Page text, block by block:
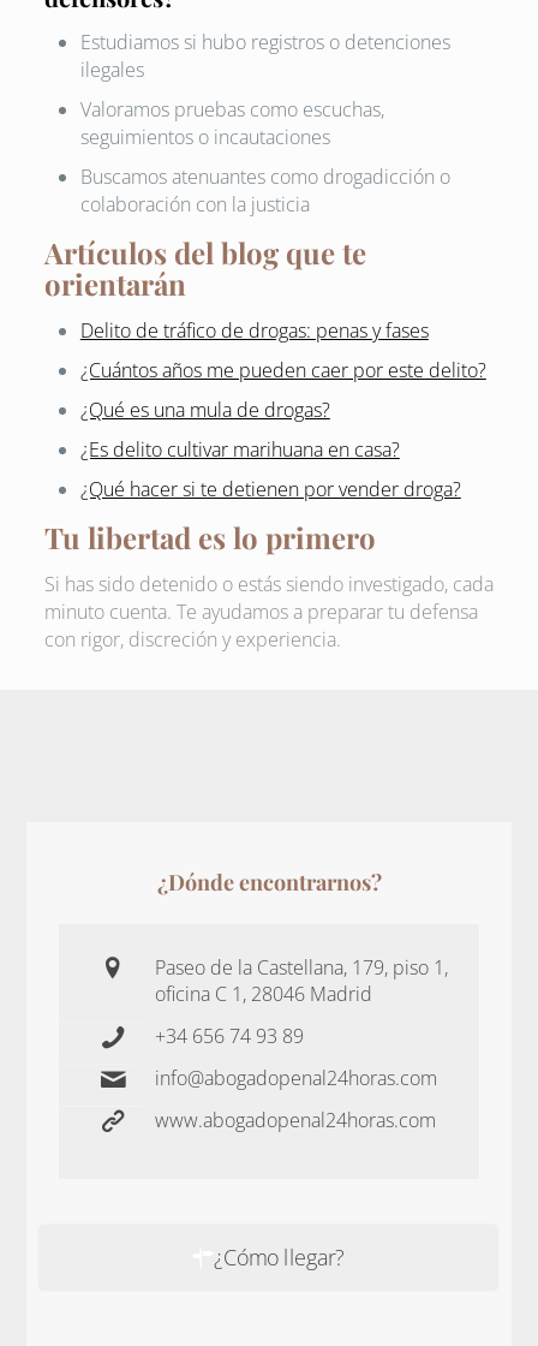
Estudiamos si hubo registros o detenciones
ilegales
Valoramos pruebas como escuchas,
seguimientos o incautaciones
Buscamos atenuantes como drogadicción o
colaboración con la justicia
Artículos del blog que te
orientarán
Delito de tráfico de drogas: penas y fases
¿Cuántos años me pueden caer por este delito?
¿Qué es una mula de drogas?
¿Es delito cultivar marihuana en casa?
¿Qué hacer si te detienen por vender droga?
Tu libertad es lo primero
Si has sido detenido o estás siendo investigado, cada
minuto cuenta. Te ayudamos a preparar tu defensa
con rigor, discreción y experiencia.
¿Dónde encontrarnos?
Paseo de la Castellana, 179, piso 1,
oficina C 1, 28046 Madrid
+34 656 74 93 89
info@abogadopenal24horas.com
www.abogadopenal24horas.com
¿Cómo llegar?